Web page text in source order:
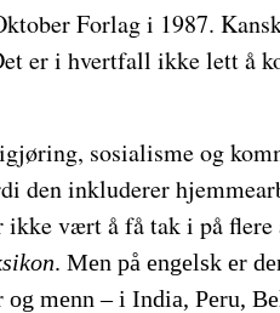
Forlag i 1987.
er i hvertfall ikke lett å
sosialisme og
den inkluderer
vært å få tak i på flere
. Men på engelsk er
og menn–i India, Peru,